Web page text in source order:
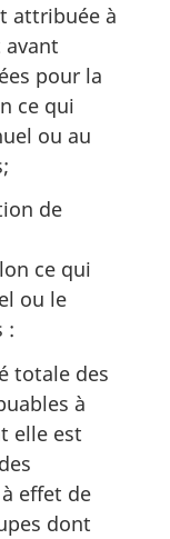
attribuée à
avant
pour la
ce qui
ou au
de
ce qui
ou le
:
totale des
à
elle est
effet de
dont